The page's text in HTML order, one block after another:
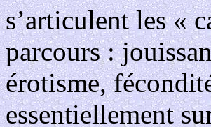
s’articulent les «
parcours :
érotisme,
essentiellement